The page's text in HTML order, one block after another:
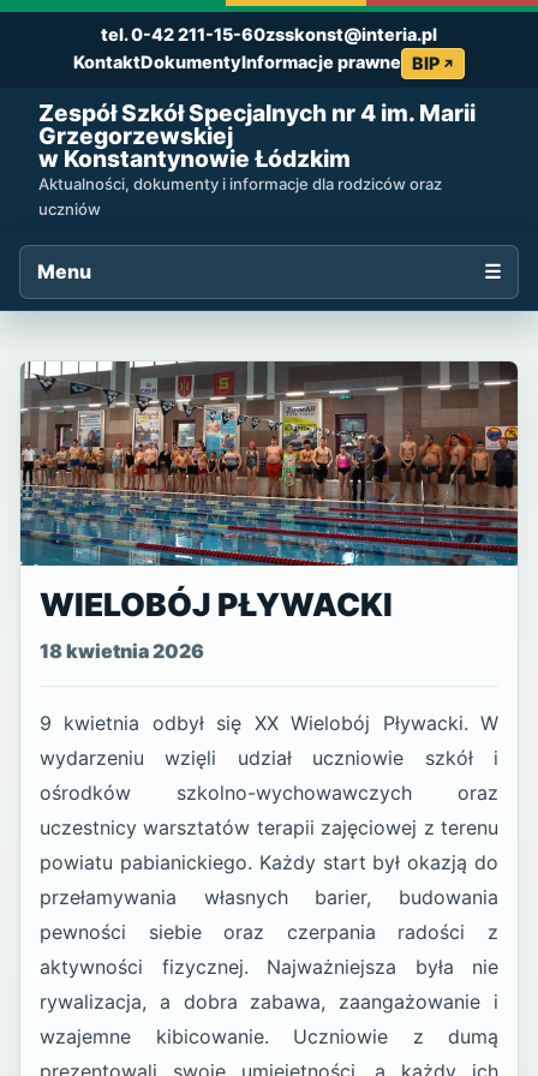
tel. 0-42 211-15-60zsskonst@interia.pl
KontaktDokumentyInformacje prawne BIP
Zespół Szkół Specjalnych nr 4 im. Marii
Grzegorzewskiej
w Konstantynowie Łódzkim
Aktualności, dokumenty i informacje dla rodziców oraz
uczniów
Menu ☰
WIELOBÓJ PŁYWACKI
18 kwietnia 2026
9 kwietnia odbył się XX Wielobój Pływacki. W
wydarzeniu wzięli udział uczniowie szkół i
ośrodków szkolno-wychowawczych oraz
uczestnicy warsztatów terapii zajęciowej z terenu
powiatu pabianickiego. Każdy start był okazją do
przełamywania własnych barier, budowania
pewności siebie oraz czerpania radości z
aktywności fizycznej. Najważniejsza była nie
rywalizacja, a dobra zabawa, zaangażowanie i
wzajemne kibicowanie. Uczniowie z dumą
prezentowali swoje umiejętności, a każdy ich